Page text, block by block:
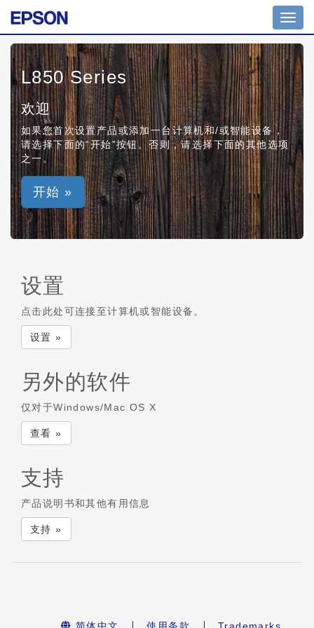
L850 Series
欢迎
如果您首次设置产品或添加一台计算机和/或智能设备，
请选择下面的“开始”按钮。否则，请选择下面的其他选项
之一。
开始 »
设置
点击此处可连接至计算机或智能设备。
设置 »
另外的软件
仅对于Windows/Mac OS X
查看 »
支持
产品说明书和其他有用信息
支持 »